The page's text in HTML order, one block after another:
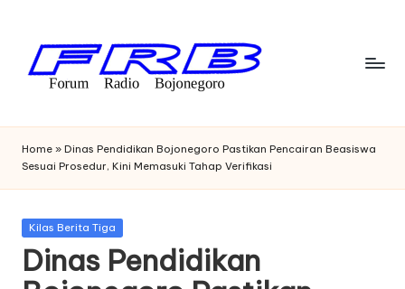
content
F
o
r
u
m
R
Bojonegoro
Home » Dinas Pendidikan Bojonegoro Pastikan Pencairan Beasiswa
Sesuai Prosedur, Kini Memasuki Tahap Verifikasi
Posted
Kilas Berita Tiga
Dinas Pendidikan